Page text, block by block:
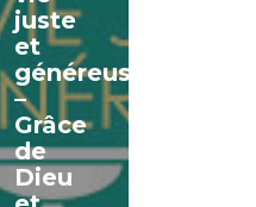
juste
et
généreuse
–
Grâce
de
Dieu